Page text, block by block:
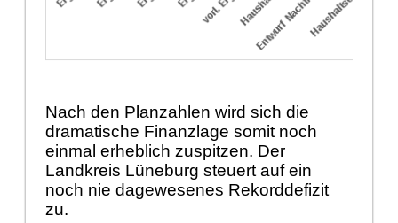
Nach den Planzahlen wird sich die
dramatische Finanzlage somit noch
einmal erheblich zuspitzen. Der
Landkreis Lüneburg steuert auf ein
noch nie dagewesenes Rekorddefizit
zu.